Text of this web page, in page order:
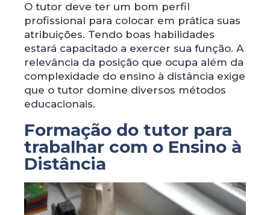
O tutor deve ter um bom perfil
profissional para colocar em prática suas
atribuições. Tendo boas habilidades
estará capacitado a exercer sua função. A
relevância da posição que ocupa além da
complexidade do ensino à distância exige
que o tutor domine diversos métodos
educacionais.
Formação do tutor para
trabalhar com o Ensino à
Distância